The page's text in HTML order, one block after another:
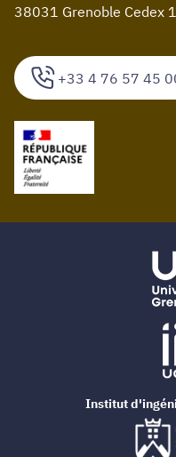
+33 4 76 57 45
38031 Grenoble Cedex 1
Institut